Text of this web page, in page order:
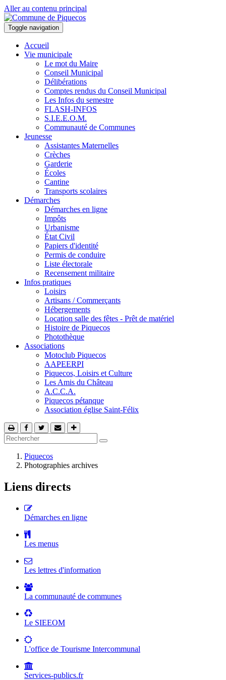
Aller au contenu principal
Toggle navigation
Accueil
Vie municipale
Le mot du Maire
Conseil Municipal
Délibérations
Comptes rendus du Conseil Municipal
Les Infos du semestre
FLASH-INFOS
S.I.E.E.O.M.
Communauté de Communes
Jeunesse
Assistantes Maternelles
Crèches
Garderie
Écoles
Cantine
Transports scolaires
Démarches
Démarches en ligne
Impôts
Urbanisme
État Civil
Papiers d'identité
Permis de conduire
Liste électorale
Recensement militaire
Infos pratiques
Loisirs
Artisans / Commerçants
Hébergements
Location salle des fêtes - Prêt de matériel
Histoire de Piquecos
Photothèque
Associations
Motoclub Piquecos
AAPEERPI
Piquecos, Loisirs et Culture
Les Amis du Château
A.C.C.A.
Piquecos pétanque
Association église Saint-Félix
Piquecos
Photographies archives
Liens directs
Démarches en ligne
Les menus
Les lettres d'information
La communauté de communes
Le SIEEOM
L'office de Tourisme Intercommunal
Services-publics.fr